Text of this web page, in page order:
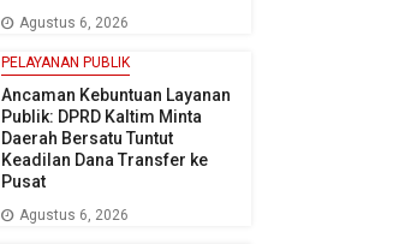
Agustus 6, 2026
PELAYANAN PUBLIK
Ancaman Kebuntuan Layanan
Publik: DPRD Kaltim Minta
Daerah Bersatu Tuntut
Keadilan Dana Transfer ke
Pusat
Agustus 6, 2026